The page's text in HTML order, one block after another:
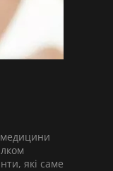
медицини
які саме